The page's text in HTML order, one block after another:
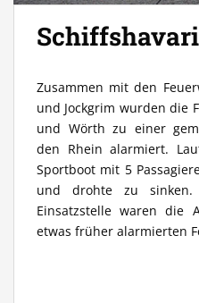
Zusammen mit den
und Jockgrim wurden die
und Wörth zu einer
den Rhein alarmiert.
Sportboot mit 5
und drohte zu
Einsatzstelle waren die
etwas früher alarmierten